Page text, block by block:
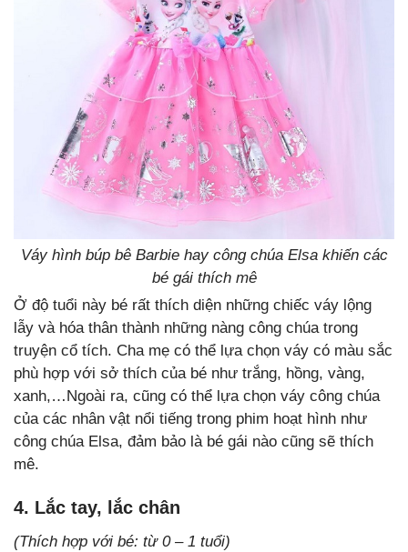
Váy hình búp bê Barbie hay công chúa Elsa khiến các
bé gái thích mê
Ở độ tuổi này bé rất thích diện những chiếc váy lộng
lẫy và hóa thân thành những nàng công chúa trong
truyện cổ tích. Cha mẹ có thể lựa chọn váy có màu sắc
phù hợp với sở thích của bé như trắng, hồng, vàng,
xanh,…Ngoài ra, cũng có thể lựa chọn váy công chúa
của các nhân vật nổi tiếng trong phim hoạt hình như
công chúa Elsa, đảm bảo là bé gái nào cũng sẽ thích
mê.
4. Lắc tay, lắc chân
(Thích hợp với bé: từ 0 – 1 tuổi)